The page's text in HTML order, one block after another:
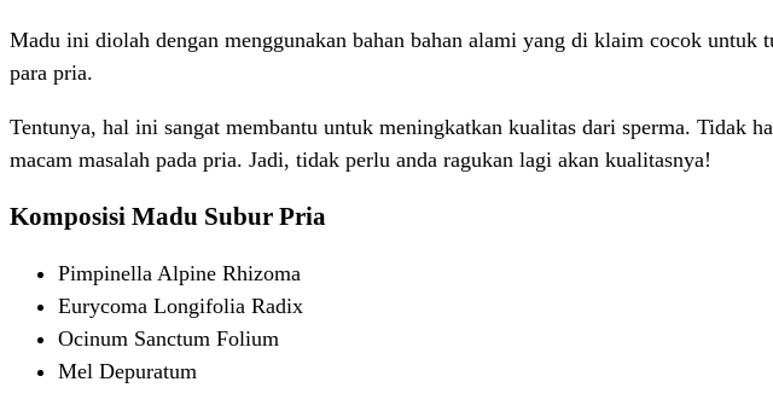
Madu ini diolah dengan menggunakan bahan bahan alami yang di klaim cocok
para pria.
Tentunya, hal ini sangat membantu untuk meningkatkan kualitas dari sperma. Tidak
macam masalah pada pria. Jadi, tidak perlu anda ragukan lagi akan kualitasnya!
Komposisi Madu Subur Pria
Pimpinella Alpine Rhizoma
Eurycoma Longifolia Radix
Ocinum Sanctum Folium
Mel Depuratum